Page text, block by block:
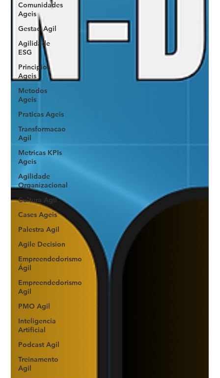
Comunidades
Ageis
Gestao Agil
Agilidade
ESG
Principios
Ageis
Metodos
Ageis
Praticas Ageis
Transformacao
Agil
Metricas KPIs
Ageis
Agilidade
Organizacional
Cultura Agil
Cases Ageis
Palestra Agil
Agile Decision
Empreendedorismo
Ágil
Empreendedorismo
Agil
PMO Agil
Inteligencia
Artificial
Podcast Agil
Treinamento
Agil